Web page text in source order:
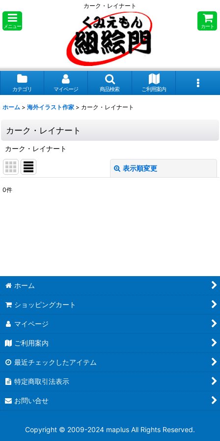
カーク・レイナート
メニュー カート
カテゴリ マイページ 商品検索 ご利用案内
ホーム > 海外イラスト作家 > カーク・レイナート
カーク・レイナート
カーク・レイナート
表示順変更
0件
ホーム
ショッピングカート
マイページ
ご利用案内
最近チェックしたアイテム
特定商取引法表示
お問い合せ
Copyright © 2009-2024 maplus All Rights Reserved.